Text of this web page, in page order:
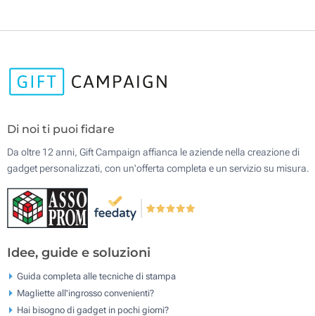
Di noi ti puoi fidare
Da oltre 12 anni, Gift Campaign affianca le aziende nella creazione di
gadget personalizzati, con un'offerta completa e un servizio su misura.
Idee, guide e soluzioni
Guida completa alle tecniche di stampa
Magliette all'ingrosso convenienti?
Hai bisogno di gadget in pochi giorni?